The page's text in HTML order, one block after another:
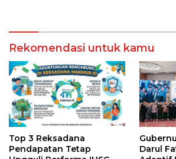
SDM
Rekomendasi untuk kamu
Top 3 Reksadana
Pendapatan Tetap
Darul